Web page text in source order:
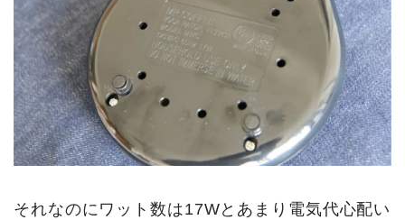
それなのにワット数は17Wとあまり電気代心配い